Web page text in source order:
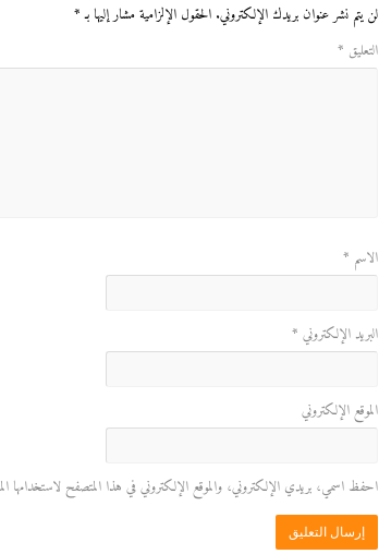
لن يتم نشر عنوان بريدك الإلكتروني. الحقول الإلزامية مشار إليها بـ*
التعليق *
الاسم *
البريد الإلكتروني *
الموقع الإلكتروني
احفظ اسمي، بريدي الإلكتروني، والموقع الإلكتروني في هذا المتصفح لاستخدامها